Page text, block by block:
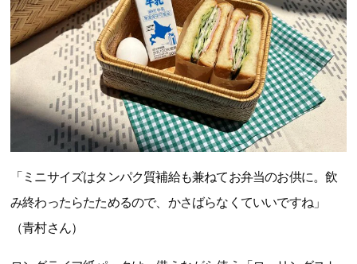
「ミニサイズはタンパク質補給も兼ねてお弁当のお供に。飲
み終わったらたためるので、かさばらなくていいですね」
（青村さん）